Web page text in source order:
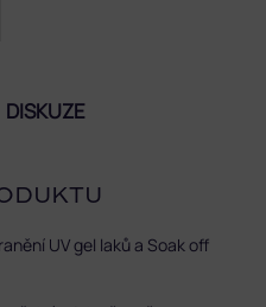
DISKUZE
UV gel laků a Soak off